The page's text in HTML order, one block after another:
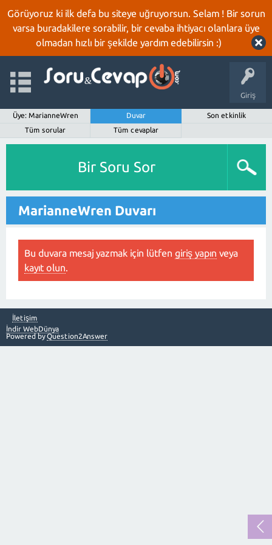
Görüyoruz ki ilk defa bu siteye uğruyorsun. Selam ! Bir sorun
varsa buradakilere sorabilir, bir cevaba ihtiyacı olanlara üye
olmadan hızlı bir şekilde yardım edebilirsin :)
Giriş
Üye: MarianneWren Duvar
Son etkinlik
Tüm sorular
Tüm cevaplar
Bir Soru Sor
MarianneWren Duvarı
Bu duvara mesaj yazmak için lütfen giriş yapın veya
kayıt olun.
İletişim
İndir WebDünya
Powered byQuestion2Answer